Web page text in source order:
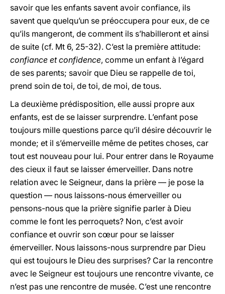
savoir que les enfants savent avoir confiance, ils
savent que quelqu’un se préoccupera pour eux, de ce
qu’ils mangeront, de comment ils s’habilleront et ainsi
de suite (cf. Mt 6, 25-32). C’est la première attitude:
confiance et confidence, comme un enfant à l’égard
de ses parents; savoir que Dieu se rappelle de toi,
prend soin de toi, de toi, de moi, de tous.
La deuxième prédisposition, elle aussi propre aux
enfants, est de se laisser surprendre. L’enfant pose
toujours mille questions parce qu’il désire découvrir le
monde; et il s’émerveille même de petites choses, car
tout est nouveau pour lui. Pour entrer dans le Royaume
des cieux il faut se laisser émerveiller. Dans notre
relation avec le Seigneur, dans la prière — je pose la
question — nous laissons-nous émerveiller ou
pensons-nous que la prière signifie parler à Dieu
comme le font les perroquets? Non, c’est avoir
confiance et ouvrir son cœur pour se laisser
émerveiller. Nous laissons-nous surprendre par Dieu
qui est toujours le Dieu des surprises? Car la rencontre
avec le Seigneur est toujours une rencontre vivante, ce
n’est pas une rencontre de musée. C’est une rencontre